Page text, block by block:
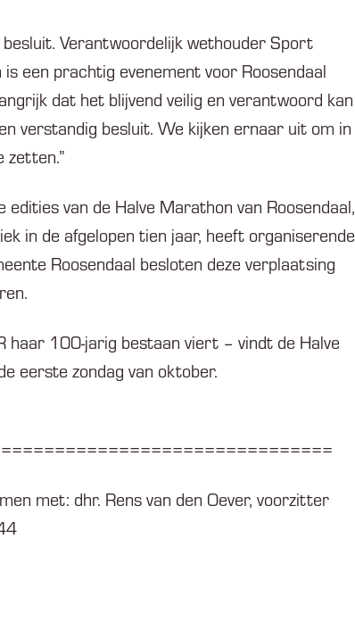
Verantwoordelijk wethouder Sport
een prachtig evenement voor Roosendaal
dat het blijvend veilig en verantwoord kan
verstandig besluit. We kijken ernaar uit om in
zetten.”
van de Halve Marathon van Roosendaal,
in de afgelopen tien jaar, heeft organiserende
Roosendaal besloten deze verplaatsing
100-jarig bestaan viert – vindt de Halve
eerste zondag van oktober.
met: dhr. Rens van den Oever, voorzitter